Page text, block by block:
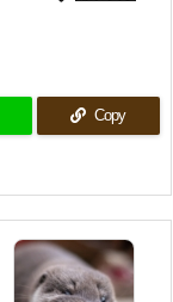
Copy